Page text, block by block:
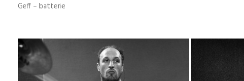
Geff – batterie